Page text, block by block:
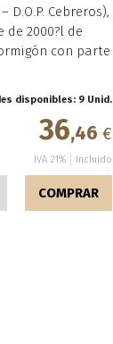
Cebreros),
de 2000?l de
con parte
disponibles: 9 Unid.
36,46 €
IVA 21% Incluido
COMPRAR